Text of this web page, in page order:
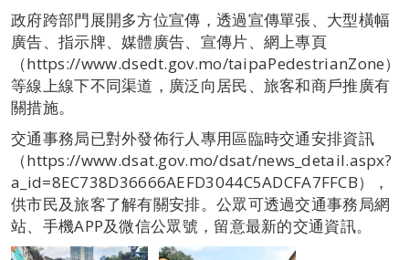
政府跨部門展開多方位宣傳，透過宣傳單張、大型橫幅
廣告、指示牌、媒體廣告、宣傳片、網上專頁
（https://www.dsedt.gov.mo/taipaPedestrianZone）
等線上線下不同渠道，廣泛向居民、旅客和商戶推廣有
關措施。
交通事務局已對外發佈行人專用區臨時交通安排資訊
（https://www.dsat.gov.mo/dsat/news_detail.aspx?
a_id=8EC738D36666AEFD3044C5ADCFA7FFCB），
供市民及旅客了解有關安排。公眾可透過交通事務局網
站、手機APP及微信公眾號，留意最新的交通資訊。